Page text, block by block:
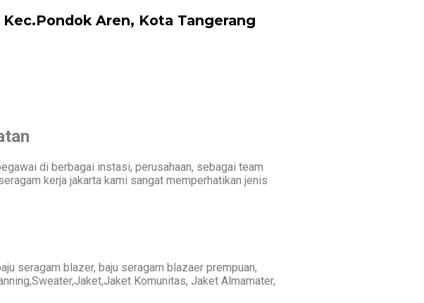
Aren, Kota Tangerang
di berbagai instasi, perusahaan, sebagai team
kerja jakarta kami sangat memperhatikan jenis
seragam blazer, baju seragam blazaer prempuan,
Komunitas, Jaket Almamater,